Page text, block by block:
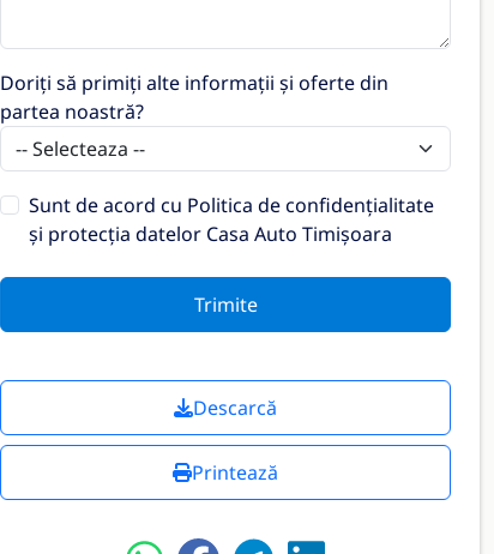
Doriți să primiți alte informații și oferte din
partea noastră?
Sunt de acord cu Politica de confidențialitate
și protecția datelor Casa Auto Timișoara
Trimite
Descarcă
Printează